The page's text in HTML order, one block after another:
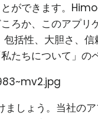
ができます。
ろか、このアプリ
括性、大胆さ、
たちについて」の
しょう。当社の